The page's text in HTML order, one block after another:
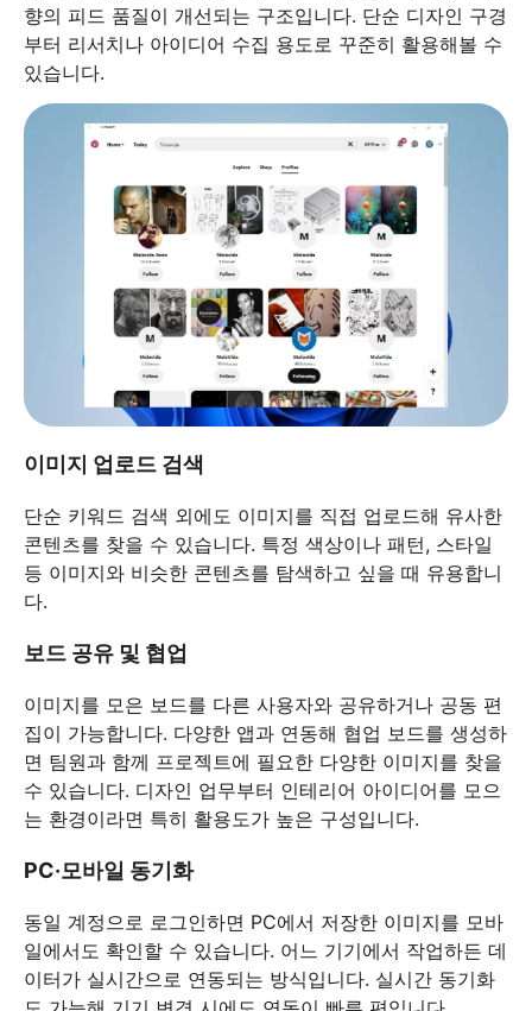
향의 피드 품질이 개선되는 구조입니다. 단순 디자인 구경
부터 리서치나 아이디어 수집 용도로 꾸준히 활용해볼 수
있습니다.
이미지 업로드 검색
단순 키워드 검색 외에도 이미지를 직접 업로드해 유사한
콘텐츠를 찾을 수 있습니다. 특정 색상이나 패턴, 스타일
등 이미지와 비슷한 콘텐츠를 탐색하고 싶을 때 유용합니
다.
보드 공유 및 협업
이미지를 모은 보드를 다른 사용자와 공유하거나 공동 편
집이 가능합니다. 다양한 앱과 연동해 협업 보드를 생성하
면 팀원과 함께 프로젝트에 필요한 다양한 이미지를 찾을
수 있습니다. 디자인 업무부터 인테리어 아이디어를 모으
는 환경이라면 특히 활용도가 높은 구성입니다.
PC·모바일 동기화
동일 계정으로 로그인하면 PC에서 저장한 이미지를 모바
일에서도 확인할 수 있습니다. 어느 기기에서 작업하든 데
이터가 실시간으로 연동되는 방식입니다. 실시간 동기화